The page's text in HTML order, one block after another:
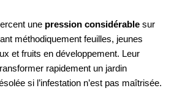
une pression considérable sur
méthodiquement feuilles, jeunes
et fruits en développement. Leur
rapidement un jardin
si l’infestation n’est pas maîtrisée.